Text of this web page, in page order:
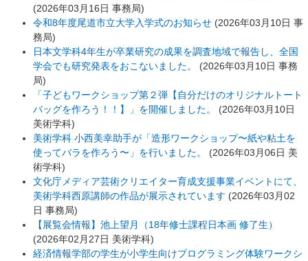
(2026年03月16日 事務局)
令和8年度尾道市立大学入学式のお知らせ (2026年03月10日 事
務局)
日本文学科4年生が卒業研究の成果を調査地域で報告し、全国
学会でも研究発表をおこないました。
(2026年03月10日 事務
局)
「子どもワークショップ第２弾【自分だけのオリジナルトート
バッグを作ろう！！】」を開催しました。
(2026年03月10日
美術学科)
美術学科 小西美幸助手が「造形ワークショップ〜紙や粘土を
使ってバラを作ろう〜」を行いました。
(2026年03月06日 美
術学科)
文化庁メディア芸術クリエイター育成支援事業イベントにて、
美術学科西原講師の作品が展示されています (2026年03月02
日 事務局)
【展覧会情報】池上望月（18年修士課程日本画 修了生）
(2026年02月27日 美術学科)
経済情報学部の学生が小学生向けプログラミング体験ワークシ